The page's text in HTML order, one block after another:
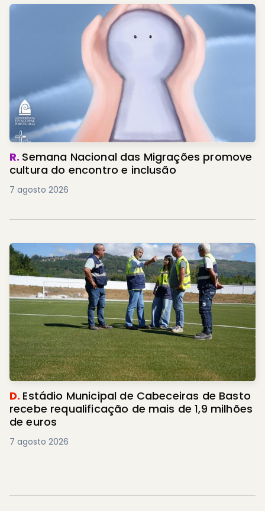
R. Semana Nacional das Migrações promove
cultura do encontro e inclusão
7 agosto 2026
D. Estádio Municipal de Cabeceiras de Basto
recebe requalificação de mais de 1,9 milhões
de euros
7 agosto 2026